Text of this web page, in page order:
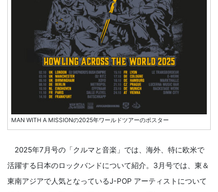
MAN WITH A MISSIONの2025年ワールドツアーのポスター
2025年7月号の「クルマと音楽」では、海外、特に欧米で
活躍する日本のロックバンドについて紹介。3月号では、東＆
東南アジアで人気となっているJ-POP アーティストについて